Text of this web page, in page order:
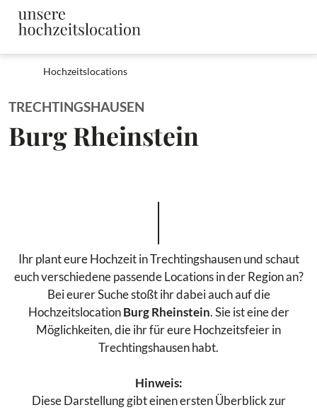
Hochzeitslocations
TRECHTINGSHAUSEN
Burg Rheinstein
Ihr plant eure Hochzeit in Trechtingshausen und schaut
euch verschiedene passende Locations in der Region an?
Bei eurer Suche stoßt ihr dabei auch auf die
HochzeitslocationBurg Rheinstein. Sie ist eine der
Möglichkeiten, die ihr für eure Hochzeitsfeier in
Trechtingshausen habt.
Hinweis:
Diese Darstellung gibt einen ersten Überblick zur